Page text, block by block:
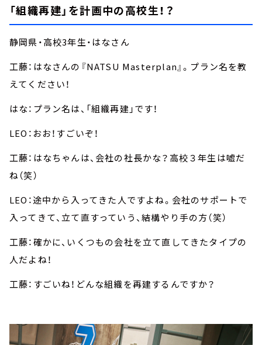
「組織再建」を計画中の高校生！？
静岡県・高校3年生・はなさん
工藤：はなさんの『NATSU Masterplan』。プラン名を教
えてください！
はな：プラン名は、「組織再建」です！
LEO：おお！すごいぞ！
工藤：はなちゃんは、会社の社長かな？高校３年生は嘘だ
ね（笑）
LEO：途中から入ってきた人ですよね。会社のサポートで
入ってきて、立て直すっていう、結構やり手の方（笑）
工藤：確かに、いくつもの会社を立て直してきたタイプの
人だよね！
工藤：すごいね！どんな組織を再建するんですか？